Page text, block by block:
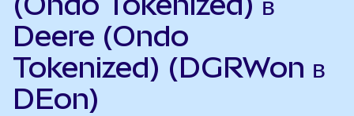
Deere (Ondo
Tokenized) (DGRWon в
DEon)